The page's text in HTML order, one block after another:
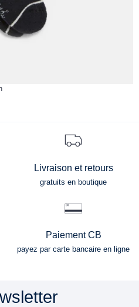
Livraison et retours
gratuits en boutique
Paiement CB
payez par carte bancaire en ligne